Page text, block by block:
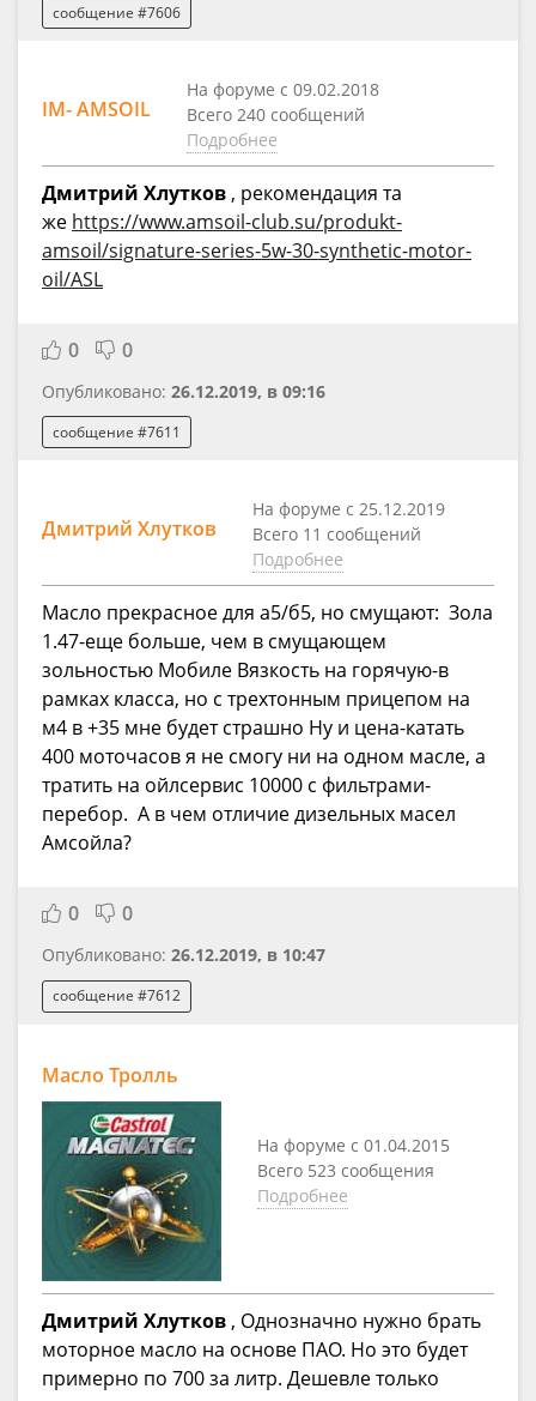
сообщение #7606
IM- AMSOIL
На форуме с 09.02.2018
Всего 240 сообщений
Подробнее
Дмитрий Хлутков , рекомендация та
же https://www.amsoil-club.su/produkt-
amsoil/signature-series-5w-30-synthetic-motor-
oil/ASL
0 0
Опубликовано: 26.12.2019, в 09:16
сообщение #7611
Дмитрий Хлутков
На форуме с 25.12.2019
Всего 11 сообщений
Подробнее
Масло прекрасное для а5/б5, но смущают: Зола
1.47-еще больше, чем в смущающем
зольностью Мобиле Вязкость на горячую-в
рамках класса, но с трехтонным прицепом на
м4 в +35 мне будет страшно Ну и цена-катать
400 моточасов я не смогу ни на одном масле, а
тратить на ойлсервис 10000 с фильтрами-
перебор. А в чем отличие дизельных масел
Амсойла?
0 0
Опубликовано: 26.12.2019, в 10:47
сообщение #7612
Масло Тролль
На форуме с 01.04.2015
Всего 523 сообщения
Подробнее
Дмитрий Хлутков , Однозначно нужно брать
моторное масло на основе ПАО. Но это будет
примерно по 700 за литр. Дешевле только